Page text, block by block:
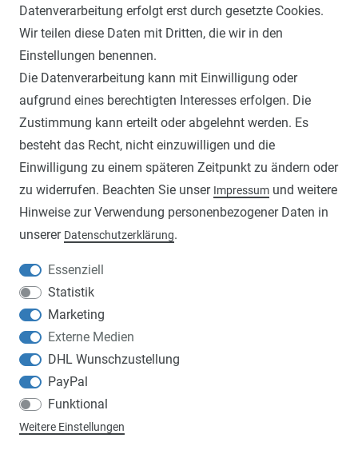
Datenverarbeitung erfolgt erst durch gesetzte Cookies.
Wir teilen diese Daten mit Dritten, die wir in den
Einstellungen benennen.
Die Datenverarbeitung kann mit Einwilligung oder
aufgrund eines berechtigten Interesses erfolgen. Die
Zustimmung kann erteilt oder abgelehnt werden. Es
besteht das Recht, nicht einzuwilligen und die
Einwilligung zu einem späteren Zeitpunkt zu ändern oder
zu widerrufen. Beachten Sie unser Impressum und weitere
Hinweise zur Verwendung personenbezogener Daten in
unserer Daten­schutz­erklärung.
Essenziell
Statistik
Marketing
Externe Medien
DHL Wunschzustellung
PayPal
Funktional
Weitere Einstellungen
INFORMATIONEN
ANLEITUNGEN
WIDERRUFSRECHT
DATENSCHUTZERKLÄRUNG
AGB
VERSAND- UND ZAHLUNGSBEDINGUNGEN
ZAHLUNGSARTEN
VERSANDARTEN